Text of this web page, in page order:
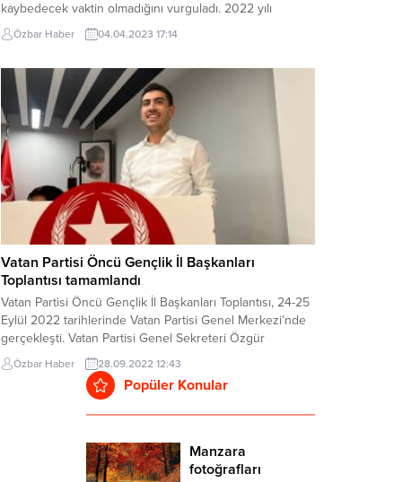
kaybedecek vaktin olmadığını vurguladı. 2022 yılı
denetim ve faaliyet raporu görüşmeleri öncesinde
bilgilendirme yapan Başkan Gökhan Yüksel, mecliste bir
Özbar Haber 04.04.2023 17:14
Vatan Partisi Öncü Gençlik İl Başkanları
Toplantısı tamamlandı
Vatan Partisi Öncü Gençlik İl Başkanları Toplantısı, 24-25
Eylül 2022 tarihlerinde Vatan Partisi Genel Merkezi’nde
gerçekleşti. Vatan Partisi Genel Sekreteri Özgür
Bursalı’nın da katıldığı toplantıda Öncü Gençlik, 2023
seçimlerine giden süreçte gençliğin taleplerini Vatan
Partisi programı ile buluşturmak için kolları sıvadı. VATAN
Özbar Haber 28.09.2022 12:43
Popüler Konular
Manzara
fotoğrafları